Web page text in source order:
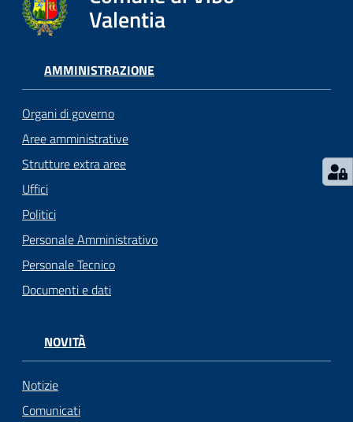
argomenti...
Seguici
su
Valentia
AMMINISTRAZIONE
Organi di governo
Aree amministrative
Strutture extra aree
Uffici
Politici
Personale Amministrativo
Personale Tecnico
Documenti e dati
NOVITÀ
Notizie
Comunicati